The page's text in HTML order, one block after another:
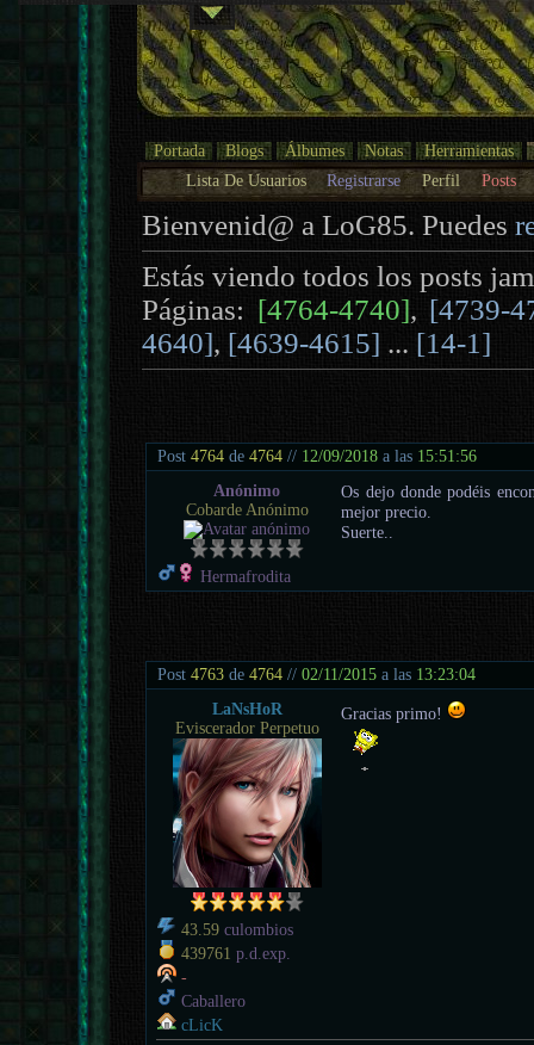
Portada Blogs Álbumes Notas
Herramientas
Lista De Usuarios
Registrarse Perfil Posts
Bienvenid@ a LoG85. Puedes
Estás viendo todos los posts
Páginas: [4764-4740], [4739-
4640], [4639-4615] ... [14-1]
Post4764 de4764 // 12/09/2018 a las 15:51:56
Anónimo
Cobarde Anónimo
Hermafrodita
Os dejo donde podéis
mejor precio.
Suerte..
Post4763 de4764 //02/11/2015 a las 13:23:04
LaNsHoR
Eviscerador Perpetuo
43.59 culombios
439761 p.d.exp.
-
Caballero
cLicK
Gracias primo!